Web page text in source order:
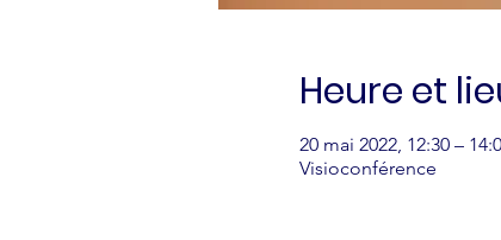
Heure et
20 mai 2022, 12:30 –
Visioconférence